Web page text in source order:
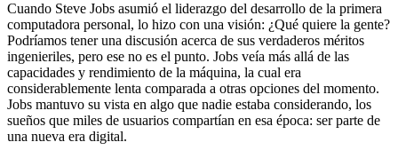
Cuando Steve Jobs asumió el liderazgo del desarrollo de la primera
computadora personal, lo hizo con una visión: ¿Qué quiere la gente?
Podríamos tener una discusión acerca de sus verdaderos méritos
ingenieriles, pero ese no es el punto. Jobs veía más allá de las
capacidades y rendimiento de la máquina, la cual era
considerablemente lenta comparada a otras opciones del momento.
Jobs mantuvo su vista en algo que nadie estaba considerando, los
sueños que miles de usuarios compartían en esa época: ser parte de
una nueva era digital.